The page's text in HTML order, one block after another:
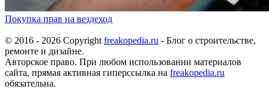
Покупка прав на вездеход
© 2016 - 2026 Copyrightfreakopedia.ru - Блог о строительстве,
ремонте и дизайне.
Авторское право. При любом использовании материалов
сайта, прямая активная гиперссылка на freakopedia.ru
обязательна.